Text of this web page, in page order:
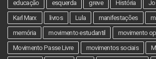
educação
esquerda greve História
Karl Marx
livros Lula manifestações
memória
movimento estudantil
movimento
Movimento Passe Livre
movimentos sociais